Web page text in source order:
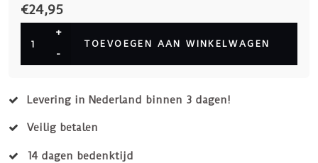
€24,95
+
-
TOEVOEGEN AAN WINKELWAGEN
Levering in Nederland binnen 3 dagen!
Veilig betalen
14 dagen bedenktijd